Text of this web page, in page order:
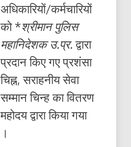
अधिकारियों/कर्मचारियों
को *श्रीमान पुलिस
महानिदेशक उ.प्र.द्वारा
प्रदान किए गए प्रशंसा
चिह्न, सराहनीय सेवा
सम्मान चिन्ह का वितरण
महोदय द्वारा किया गया
।